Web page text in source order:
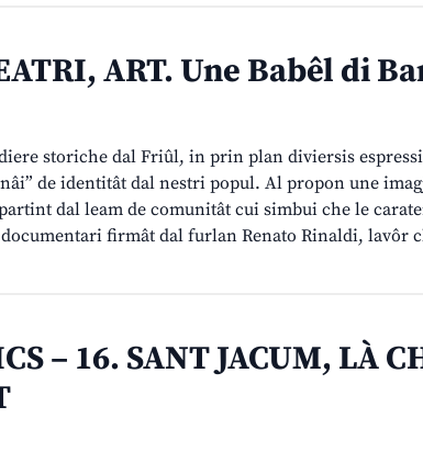
ART. Une Babêl di
storiche dal Friûl, in prin plan diviersis
de identitât dal nestri popul. Al propon une
dal leam de comunitât cui simbui che le
documentari firmât dal furlan Renato Rinaldi, lavôr
– 16. SANT JACUM, LÀ